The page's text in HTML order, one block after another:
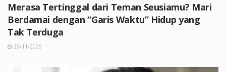
Merasa Tertinggal dari Teman Seusiamu? Mari
Berdamai dengan “Garis Waktu” Hidup yang
Tak Terduga
29/11/2025